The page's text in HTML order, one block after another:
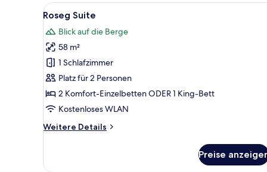
Alle
Fotos
für
Roseg
Suite
anzeigen
Ein modernes Hotelzimmer
5
Roseg Suite
Blick auf die Berge
58 m²
1 Schlafzimmer
Platz für 2 Personen
2 Komfort-Einzelbetten ODER 1 King-Bett
Kostenloses WLAN
Weitere Details
Weitere
Suite
Preise